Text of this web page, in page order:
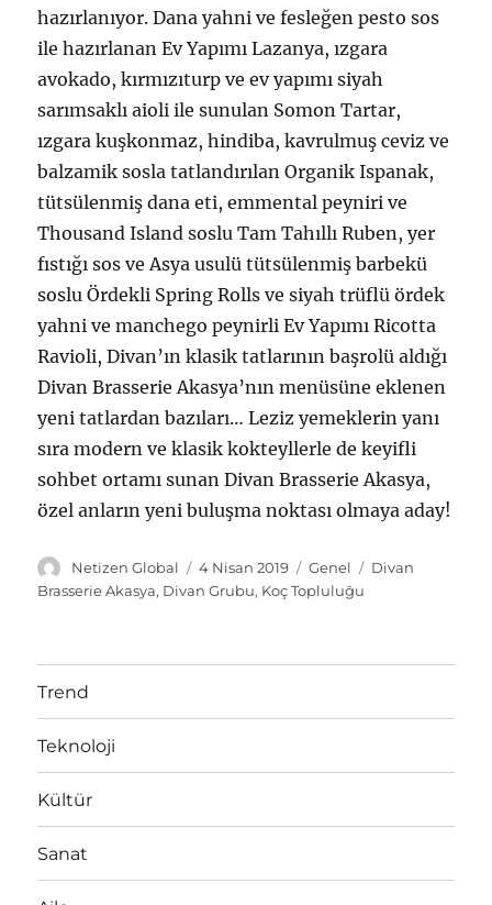
hazırlanıyor. Dana yahni ve fesleğen pesto sos
ile hazırlanan Ev Yapımı Lazanya, ızgara
avokado, kırmızıturp ve ev yapımı siyah
sarımsaklı aioli ile sunulan Somon Tartar,
ızgara kuşkonmaz, hindiba, kavrulmuş ceviz ve
balzamik sosla tatlandırılan Organik Ispanak,
tütsülenmiş dana eti, emmental peyniri ve
Thousand Island soslu Tam Tahıllı Ruben, yer
fıstığı sos ve Asya usulü tütsülenmiş barbekü
soslu Ördekli Spring Rolls ve siyah trüflü ördek
yahni ve manchego peynirli Ev Yapımı Ricotta
Ravioli, Divan’ın klasik tatlarının başrolü aldığı
Divan Brasserie Akasya’nın menüsüne eklenen
yeni tatlardan bazıları… Leziz yemeklerin yanı
sıra modern ve klasik kokteyllerle de keyifli
sohbet ortamı sunan Divan Brasserie Akasya,
özel anların yeni buluşma noktası olmaya aday!
Y
a
Netizen Global
Y
a
h
4 Nisan 2019
K
a
e
Genel
E
Divan
Brasserie Akasya, Divan Grubu, Koç Topluluğu
Trend
Teknoloji
Kültür
Sanat